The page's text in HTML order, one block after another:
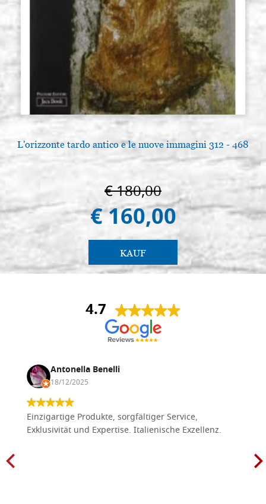
L'orizzonte tardo antico e le nuove immagini 312 - 468
€ 180,00
€ 160,00
KAUF
4.7
Antonella Benelli
18/12/2025
Einzigartige Produkte, sorgfältiger Service,
Exklusivität und Expertise. Italienische Exzellenz.